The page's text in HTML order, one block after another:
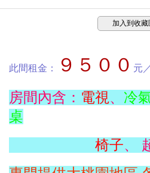
加入到收藏
此間租金： ９５００ 元
房間內含： 電視、 冷
桌
椅子、